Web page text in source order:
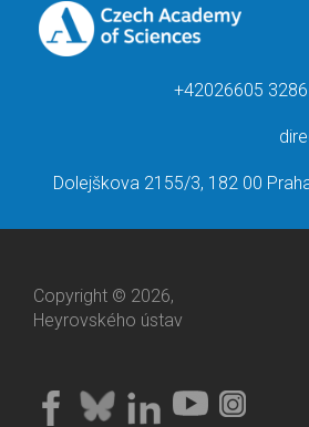
+42026605
Dolejškova 2155/3, 182 00
Copyright © 2026,
Heyrovského ústav